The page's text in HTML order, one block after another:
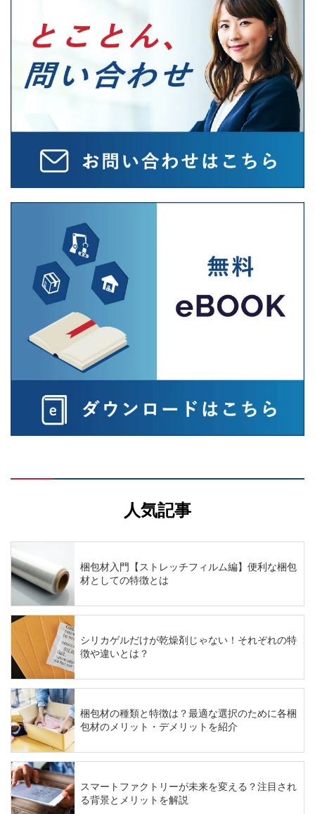
人気記事
梱包材入門【ストレッチフィルム編】便利な梱包
材としての特徴とは
シリカゲルだけが乾燥剤じゃない！それぞれの特
徴や違いとは？
梱包材の種類と特徴は？最適な選択のために各梱
包材のメリット・デメリットを紹介
スマートファクトリーが未来を変える？注目され
る背景とメリットを解説